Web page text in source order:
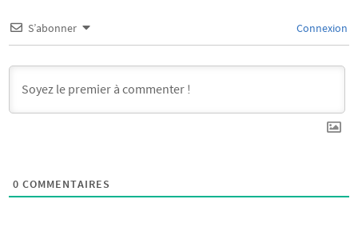
S’abonner Connexion
0 COMMENTAIRES